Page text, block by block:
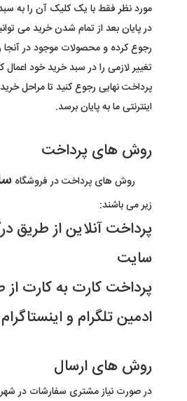
مورد نظر فقط با یک کلیک آن را به
در پایان بعد از تمام شدن خرید می
رجوع کرده و محصولات موجود در
تغییر لازمی را در سبد خرید خود اعمال
پرداخت نهایی رجوع کنید تا مراحل
اینترنتی ما به پایان برسد.
روش های پرداخت
روش های پرداخت در فروشگاه
زیر می باشند:
پرداخت آنلاین از طریق
سایت
پرداخت کارت به کارت از
ادمین تلگرام و
روش های ارسال
در صورت نیاز مشتری سفارشات در شهر